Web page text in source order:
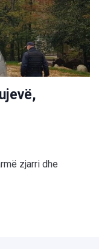
zjarri dhe